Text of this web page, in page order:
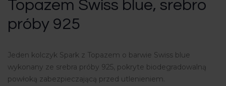
Topazem Swiss blue, srebro
próby 925
Jeden kolczyk Spark z Topazem o barwie Swiss blue
wykonany ze srebra próby 925, pokryte biodegradowalną
powłoką zabezpieczającą przed utlenieniem.